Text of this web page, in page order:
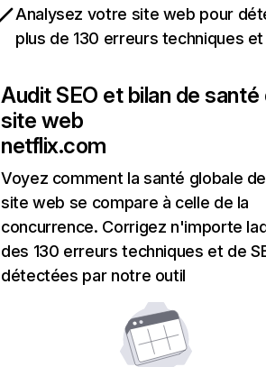
Analysez votre site web pour
plus de 130 erreurs techniques et
Audit SEO et bilan de santé
site web
netflix.com
Voyez comment la santé globale
site web se compare à celle de la
concurrence. Corrigez n'importe
des 130 erreurs techniques et de
détectées par notre outil